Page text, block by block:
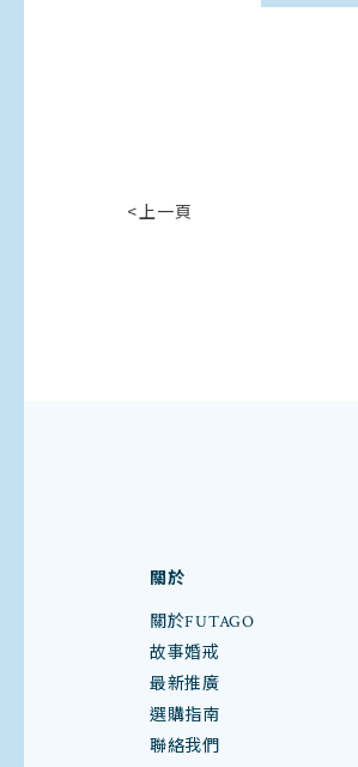
<上一頁
關於
關於FUTAGO
故事婚戒
最新推廣
選購指南
聯絡我們